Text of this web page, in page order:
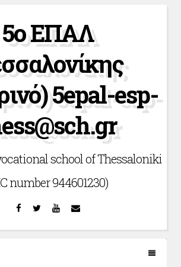
5ο ΕΠΑΛ
5epal-esp-
school of Thessaloniki
number 944601230)
Facebook
Twitter YouTube